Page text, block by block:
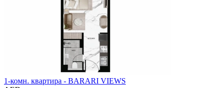
1-комн. квартира - BARARI VIEWS